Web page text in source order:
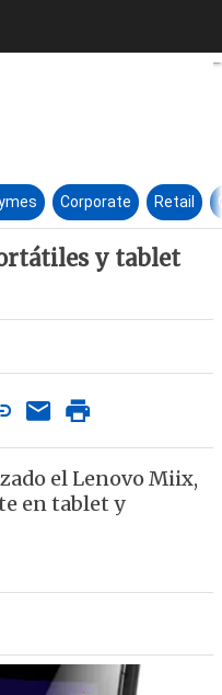
presenta sus
Corporate Retail
y tablet
el Lenovo Miix,
en tablet y